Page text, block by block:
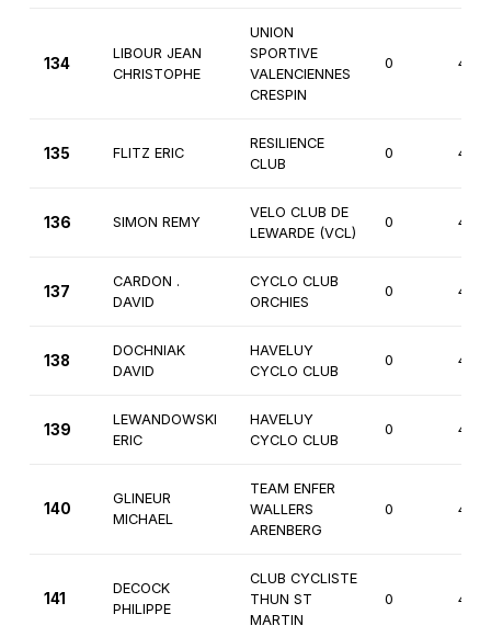
134
LIBOUR JEAN
CHRISTOPHE
UNION
SPORTIVE
VALENCIENNES
CRESPIN
0
135 FLITZ ERIC
RESILIENCE
CLUB
0
136 SIMON REMY
VELO CLUB DE
LEWARDE (VCL)
0
137
CARDON .
DAVID
CYCLO CLUB
ORCHIES
0
138
DOCHNIAK
DAVID
HAVELUY
CYCLO CLUB
0
139
LEWANDOWSKI
ERIC
HAVELUY
CYCLO CLUB
0
140
GLINEUR
MICHAEL
TEAM ENFER
WALLERS
ARENBERG
0
141
DECOCK
PHILIPPE
CLUB CYCLISTE
THUN ST
MARTIN
0